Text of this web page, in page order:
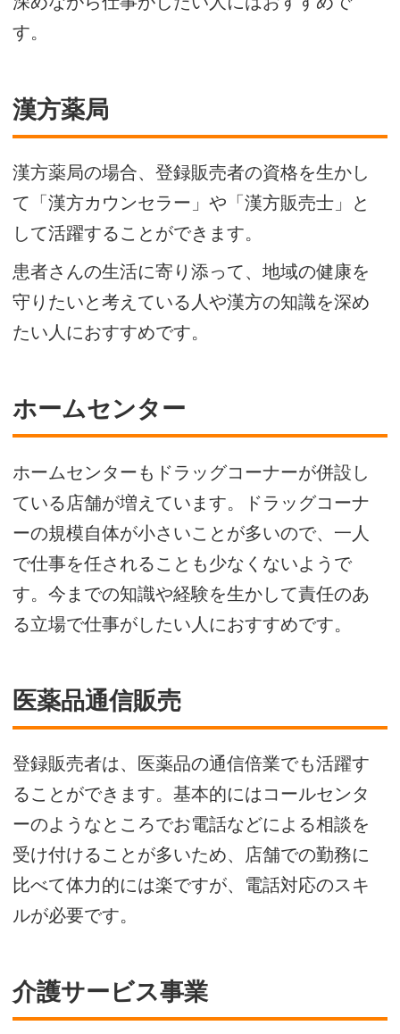
す。
漢方薬局
漢方薬局の場合、登録販売者の資格を生かし
て「漢方カウンセラー」や「漢方販売士」と
して活躍することができます。
患者さんの生活に寄り添って、地域の健康を
守りたいと考えている人や漢方の知識を深め
たい人におすすめです。
ホームセンター
ホームセンターもドラッグコーナーが併設し
ている店舗が増えています。ドラッグコーナ
ーの規模自体が小さいことが多いので、一人
で仕事を任されることも少なくないようで
す。今までの知識や経験を生かして責任のあ
る立場で仕事がしたい人におすすめです。
医薬品通信販売
登録販売者は、医薬品の通信倍業でも活躍す
ることができます。基本的にはコールセンタ
ーのようなところでお電話などによる相談を
受け付けることが多いため、店舗での勤務に
比べて体力的には楽ですが、電話対応のスキ
ルが必要です。
介護サービス事業